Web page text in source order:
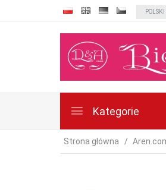
Kategorie
Strona główna